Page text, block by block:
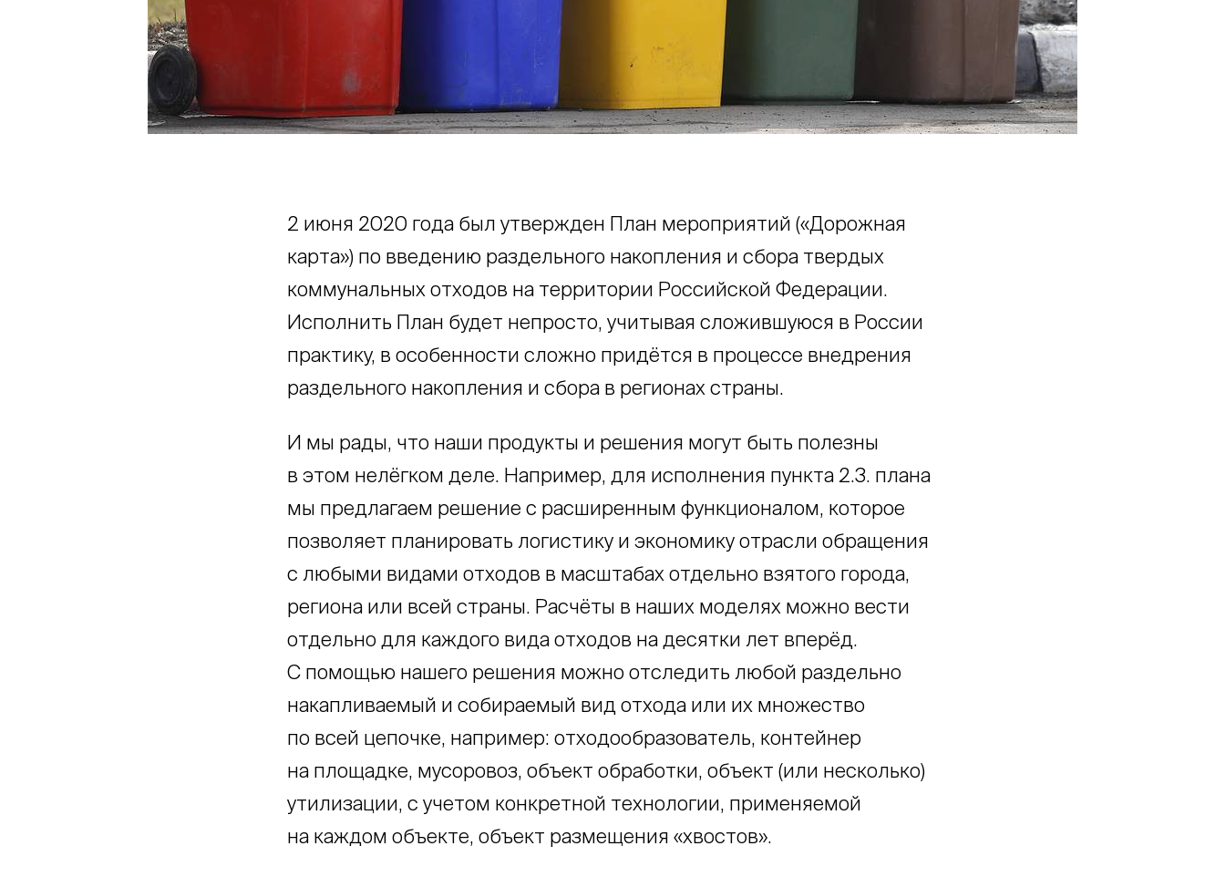
2 июня 2020 года был утвержден План мероприятий («Дорожная
карта») по введению раздельного накопления и сбора твердых
коммунальных отходов на территории Российской Федерации.
Исполнить План будет непросто, учитывая сложившуюся в России
практику, в особенности сложно придётся в процессе внедрения
раздельного накопления и сбора в регионах страны.
И мы рады, что наши продукты и решения могут быть полезны
в этом нелёгком деле. Например, для исполнения пункта 2.3. плана
мы предлагаем решение с расширенным функционалом, которое
позволяет планировать логистику и экономику отрасли обращения
с любыми видами отходов в масштабах отдельно взятого города,
региона или всей страны. Расчёты в наших моделях можно вести
отдельно для каждого вида отходов на десятки лет вперёд.
С помощью нашего решения можно отследить любой раздельно
накапливаемый и собираемый вид отхода или их множество
по всей цепочке, например: отходообразователь, контейнер
на площадке, мусоровоз, объект обработки, объект (или несколько)
утилизации, с учетом конкретной технологии, применяемой
на каждом объекте, объект размещения «хвостов».